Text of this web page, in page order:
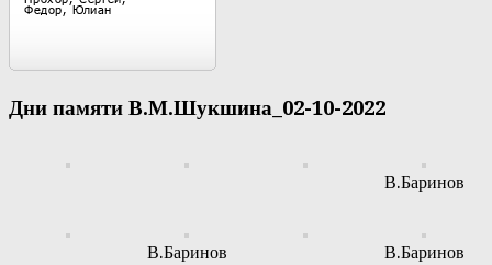
Дни памяти В.М.Шукшина_02-10-2022
В.Баринов
В.Баринов В.Баринов